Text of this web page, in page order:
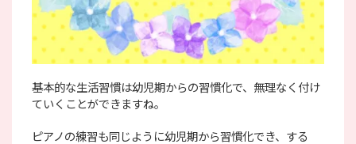
基本的な生活習慣は幼児期からの習慣化で、無理なく付け
ていくことができますね。
ピアノの練習も同じように幼児期から習慣化でき、する